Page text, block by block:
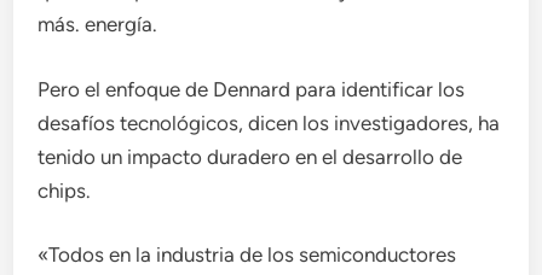
más. energía.
Pero el enfoque de Dennard para identificar los
desafíos tecnológicos, dicen los investigadores, ha
tenido un impacto duradero en el desarrollo de
chips.
«Todos en la industria de los semiconductores